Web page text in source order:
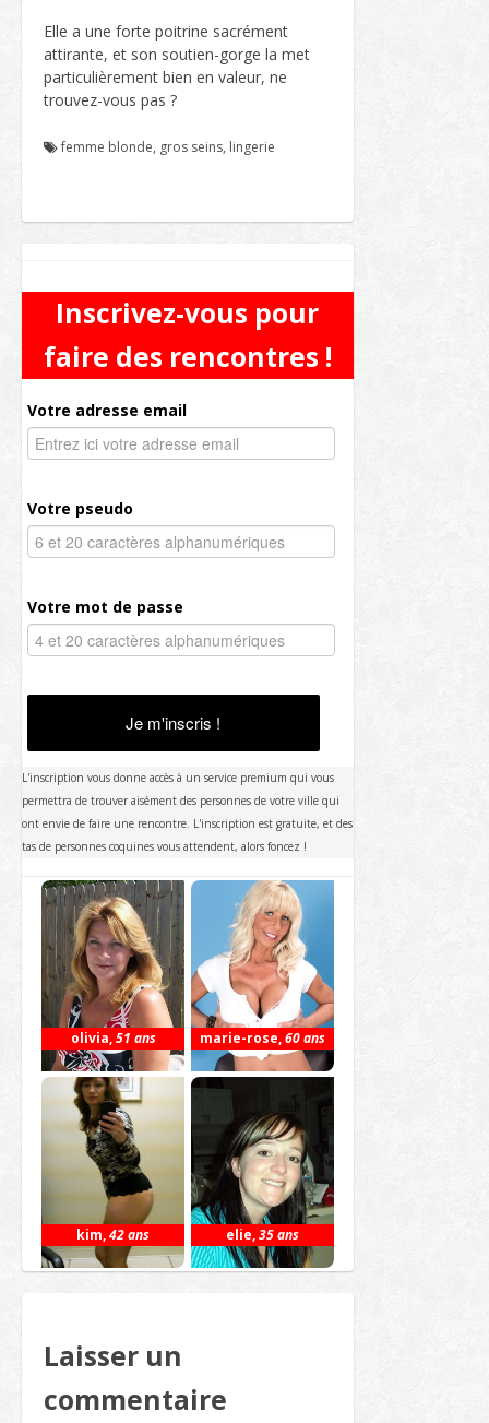
Elle a une forte poitrine sacrément
attirante, et son soutien-gorge la met
particulièrement bien en valeur, ne
trouvez-vous pas ?
femme blonde, gros seins, lingerie
Inscrivez-vous pour
faire des rencontres !
Votre adresse email
Votre pseudo
Votre mot de passe
Je m'inscris !
L'inscription vous donne accès à un service premium qui vous
permettra de trouver aisément des personnes de votre ville qui
ont envie de faire une rencontre. L'inscription est gratuite, et des
tas de personnes coquines vous attendent, alors foncez !
olivia,51 ans marie-rose,60 ans
kim,42 ans elie,35 ans
Laisser un
commentaire